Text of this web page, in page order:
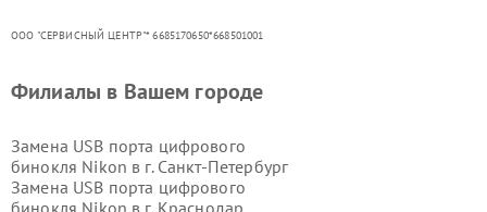
ООО "СЕРВИСНЫЙ ЦЕНТР"* 6685170650*668501001
Филиалы в Вашем городе
Замена USB порта цифрового
бинокля Nikon в г. Санкт-Петербург
Замена USB порта цифрового
бинокля Nikon в г. Краснодар